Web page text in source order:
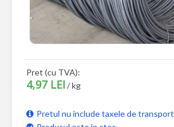
Pret (cu TVA):
4,97 LEI/ kg
Pretul nu include taxele de transport